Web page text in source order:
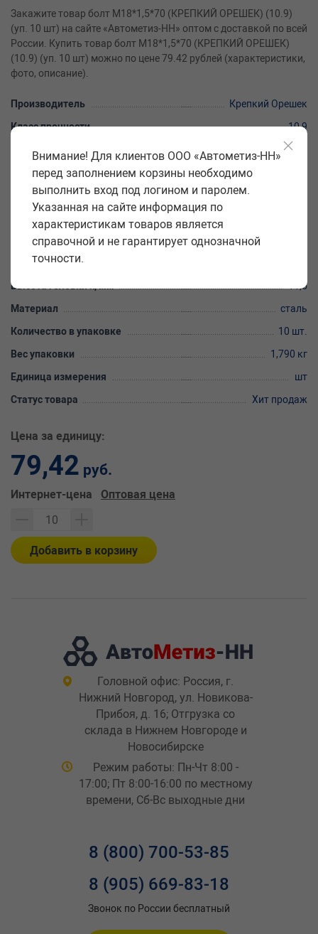
Закажите товар болт М18*1,5*70 (КРЕПКИЙ ОРЕШЕК) (10.9)
(уп. 10 шт) на сайте «Автометиз-НН» оптом с доставкой по всей
России. Купить товар болт М18*1,5*70 (КРЕПКИЙ ОРЕШЕК)
(10.9) (уп. 10 шт) можно по цене 79.42 рублей (характеристики,
фото, описание).
Производитель
Крепкий Орешек
Класс прочности
10,9
Форма головки
шестигран.
Размер под ключ S, мм
Диаметр резьбы и шаг d, мм
Длина резьбовой части b, мм
Покрытие
Высота головки k, мм
11,5
Материал
сталь
Количество в упаковке
10 шт.
Вес упаковки
1,790 кг
Единица измерения
шт
Статус товара
Хит продаж
Цена за единицу:
79,42 руб.
Интернет-цена Оптовая цена
Добавить в корзину
Головной офис: Россия, г.
Нижний Новгород, ул. Новикова-
Прибоя, д. 16; Отгрузка со
склада в Нижнем Новгороде и
Новосибирске
Режим работы: Пн-Чт 8:00 -
17:00; Пт 8:00-16:00 по местному
времени, Сб-Вс выходные дни
8 (800) 700-53-85
8 (905) 669-83-18
Звонок по России бесплатный
Внимание! Для клиентов ООО «Автометиз-НН»
перед заполнением корзины необходимо
выполнить вход под логином и паролем.
Указанная на сайте информация по
характеристикам товаров является
справочной и не гарантирует однозначной
точности.